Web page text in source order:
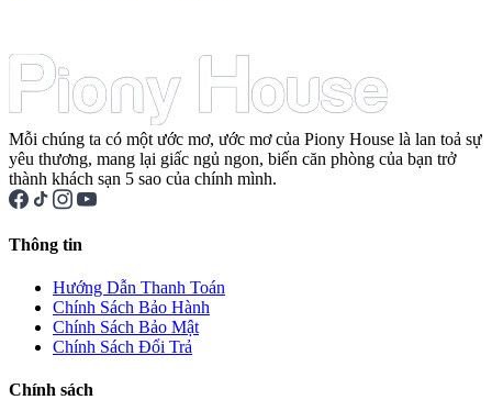
Mỗi chúng ta có một ước mơ, ước mơ của Piony House là lan toả sự
yêu thương, mang lại giấc ngủ ngon, biến căn phòng của bạn trở
thành khách sạn 5 sao của chính mình.
Thông tin
Hướng Dẫn Thanh Toán
Chính Sách Bảo Hành
Chính Sách Bảo Mật
Chính Sách Đổi Trả
Chính sách